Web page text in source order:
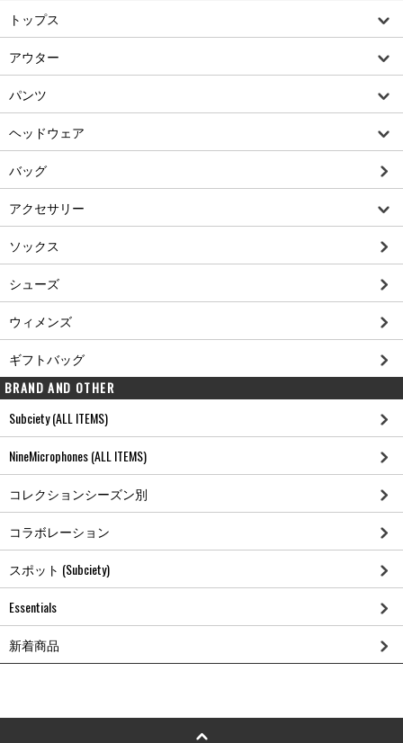
トップス
アウター
パンツ
ヘッドウェア
バッグ
アクセサリー
ソックス
シューズ
ウィメンズ
ギフトバッグ
BRAND AND OTHER
Subciety (ALL ITEMS)
NineMicrophones (ALL ITEMS)
コレクションシーズン別
コラボレーション
スポット (Subciety)
Essentials
新着商品